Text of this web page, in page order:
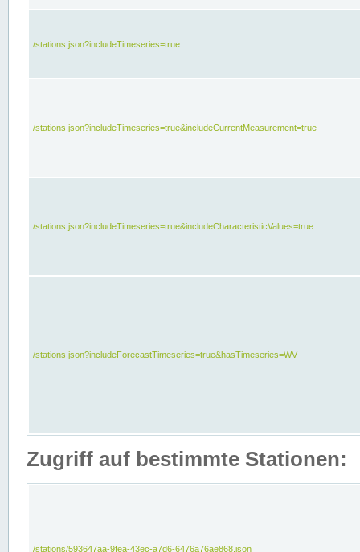
/stations.json?includeTimeseries=true
/stations.json?includeTimeseries=true&includeCurrentMeasurement=true
/stations.json?includeTimeseries=true&includeCharacteristicValues=true
/stations.json?includeForecastTimeseries=true&hasTimeseries=WV
Zugriff auf bestimmte Stationen:
/stations/593647aa-9fea-43ec-a7d6-6476a76ae868.json